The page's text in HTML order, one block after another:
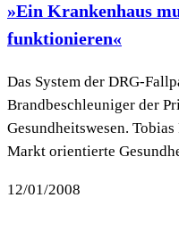
»Ein Krankenhaus
funktionieren«
Das System der DRG-
Brandbeschleuniger der
Gesundheitswesen.
Markt orientierte
12/01/2008